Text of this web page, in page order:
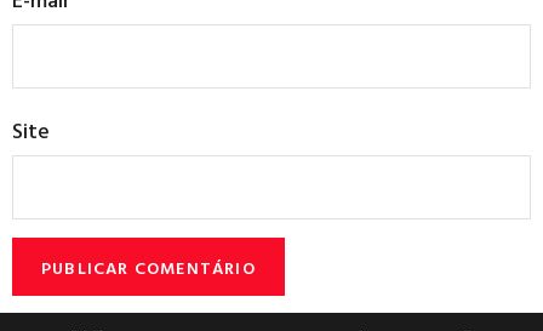
Site